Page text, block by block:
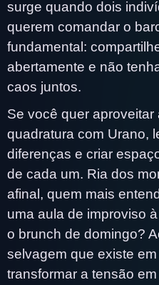
surge quando dois
querem comandar o
fundamental:
abertamente e não
caos juntos.
Se você quer
quadratura com Urano,
diferenças e criar
de cada um. Ria dos
afinal, quem mais
uma aula de improviso
o brunch de domingo?
selvagem que existe
transformar a tensão